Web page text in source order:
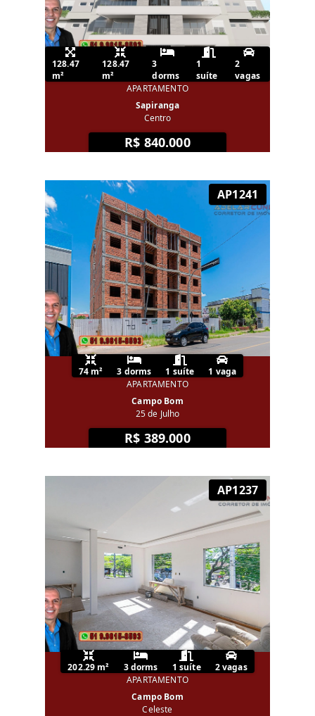
128.47
m²
128.47
m²
3
dorms
1
suíte
2
vagas
APARTAMENTO
Sapiranga
Centro
R$ 840.000
AP1241
74 m² 3 dorms 1 suíte
1 vaga
APARTAMENTO
Campo Bom
25 de Julho
R$ 389.000
AP1237
202.29 m² 3 dorms 1 suíte
2 vagas
APARTAMENTO
Campo Bom
Celeste